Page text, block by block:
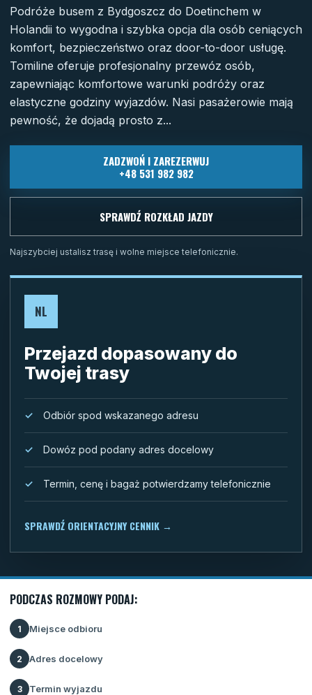
Podróże busem z Bydgoszcz do Doetinchem w
Holandii to wygodna i szybka opcja dla osób ceniących
komfort, bezpieczeństwo oraz door-to-door usługę.
Tomiline oferuje profesjonalny przewóz osób,
zapewniając komfortowe warunki podróży oraz
elastyczne godziny wyjazdów. Nasi pasażerowie mają
pewność, że dojadą prosto z...
ZADZWOŃ I ZAREZERWUJ
+48 531 982 982
SPRAWDŹ ROZKŁAD JAZDY
Najszybciej ustalisz trasę i wolne miejsce telefonicznie.
NL
Przejazd dopasowany do
Twojej trasy
Odbiór spod wskazanego adresu
Dowóz pod podany adres docelowy
Termin, cenę i bagaż potwierdzamy telefonicznie
SPRAWDŹ ORIENTACYJNY CENNIK →
PODCZAS ROZMOWY PODAJ:
1 Miejsce odbioru
2 Adres docelowy
3 Termin wyjazdu